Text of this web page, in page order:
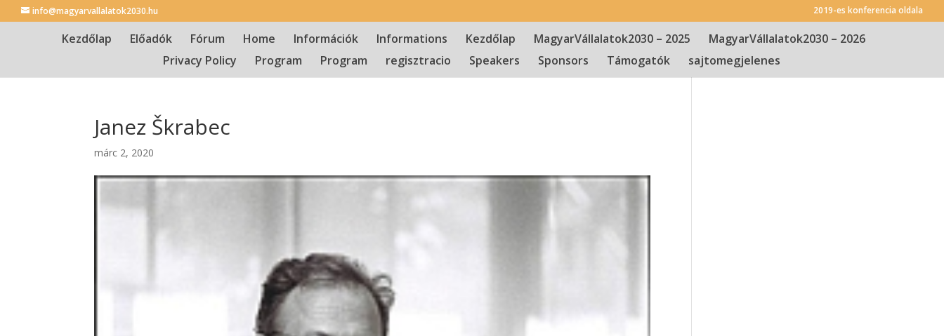
info@magyarvallalatok2030.hu 2019-es konferencia oldala
Kezdőlap Előadók Fórum Home Információk Informations Kezdőlap MagyarVállalatok2030 – 2025
MagyarVállalatok2030 – 2026
Privacy Policy
Program Program regisztracio Speakers Sponsors Támogatók sajtomegjelenes
Janez Škrabec
márc 2, 2020